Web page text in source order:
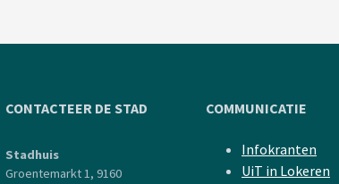
CONTACTEER DE STAD
Stadhuis
Groentemarkt 1, 9160
COMMUNICATIE
Infokranten
UiT in Lokeren